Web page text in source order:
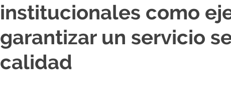
institucionales como
garantizar un servicio
calidad